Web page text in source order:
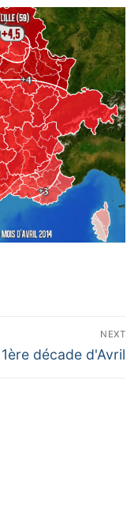
NEXT
Next
1ère décade d'Avril